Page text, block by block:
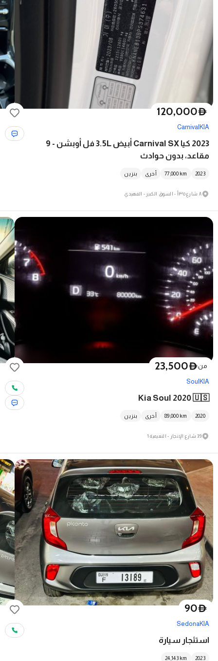
D
120,000
KIA
Carnival
2023 كيا Carnival SX أبيض 3.5L فل أوبشن - 9
مقاعد، بدون حوادث
2023
77,000 km أخرى بنزين
٨ شارع ٣٥أ - السوق الكبير - الفهيدي
منD
23,500
KIA
Soul
Kia Soul 2020 🇺🇸
2020
89,000 km أخرى بنزين
39 شارع الإنجاز - النعيمية 1
D
90
KIA
Sedona
استئجار سيارة
2023
24,143 km